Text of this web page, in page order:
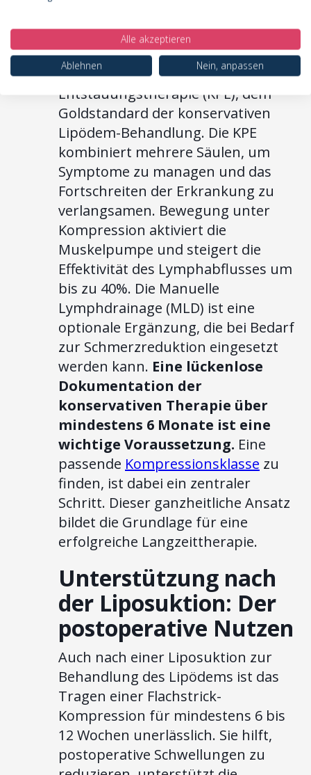
Die Flachstrick-Kompression ist ein
obligatorischer Bestandteil der
Komplexen Physikalischen
Entstauungstherapie (KPE), dem
Goldstandard der konservativen
Lipödem-Behandlung. Die KPE
kombiniert mehrere Säulen, um
Symptome zu managen und das
Fortschreiten der Erkrankung zu
verlangsamen. Bewegung unter
Kompression aktiviert die
Muskelpumpe und steigert die
Effektivität des Lymphabflusses um
bis zu 40%. Die Manuelle
Lymphdrainage (MLD) ist eine
optionale Ergänzung, die bei Bedarf
zur Schmerzreduktion eingesetzt
werden kann. Eine lückenlose
Dokumentation der
konservativen Therapie über
mindestens 6 Monate ist eine
wichtige Voraussetzung. Eine
passende Kompressionsklasse zu
finden, ist dabei ein zentraler
Schritt. Dieser ganzheitliche Ansatz
bildet die Grundlage für eine
erfolgreiche Langzeittherapie.
Unterstützung nach
der Liposuktion: Der
postoperative Nutzen
Auch nach einer Liposuktion zur
Behandlung des Lipödems ist das
Tragen einer Flachstrick-
Kompression für mindestens 6 bis
12 Wochen unerlässlich. Sie hilft,
postoperative Schwellungen zu
Alle akzeptieren
Ablehnen
Nein, anpassen